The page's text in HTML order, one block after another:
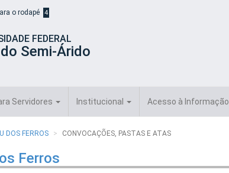
o rodapé 4
FEDERAL
Semi-Árido
Servidores Institucional Acesso à Informação
DOS FERROS CONVOCAÇÕES, PASTAS E ATAS
Ferros